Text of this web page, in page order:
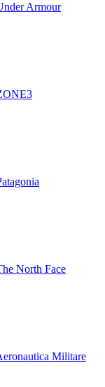
Armour
North Face
Militare